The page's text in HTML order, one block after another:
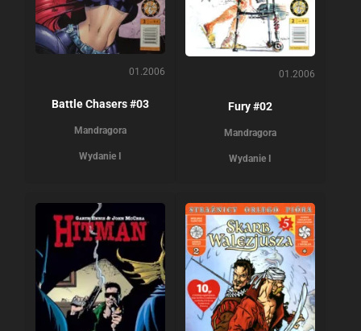
01.2006
Battle Chasers #03
Mandragora
Wydanie I
01.2006
Fury #02
Mandragora
Wydanie I